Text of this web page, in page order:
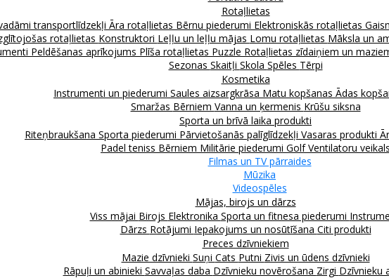
Rotaļlietas
transportlīdzekļi Āra rotaļlietas Bērnu piederumi Elektroniskās rotaļlietas
rotaļlietas Konstruktori Leļļu un leļļu mājas Lomu rotaļlietas Māksla un
Peldēšanas aprīkojums Plīša rotaļlietas Puzzle Rotaļlietas zīdaiņiem un
Sezonas Skaitļi Skola Spēles Tērpi
Kosmetika
Instrumenti un piederumi Saules aizsargkrāsa Matu kopšanas Ādas
Smaržas Bērniem Vanna un ķermenis Krūšu siksna
Sporta un brīvā laika produkti
Riteņbraukšana Sporta piederumi Pārvietošanās palīglīdzekļi Vasaras produkti
Padel teniss Bērniem Militārie piederumi GolfVentilatoru veikals
Filmas un TV pārraides
Mūzika
Videospēles
Mājas, birojs un dārzs
Viss mājai Birojs Elektronika Sporta un fitnesa piederumi
Dārzs Rotājumi Iepakojums un nosūtīšana Citi produkti
Preces dzīvniekiem
Mazie dzīvnieki Suņi Cats Putni Zivis un ūdens dzīvnieki
Rāpuļi un abinieki Savvaļas daba Dzīvnieku novērošana Zirgi Dzīvnieku